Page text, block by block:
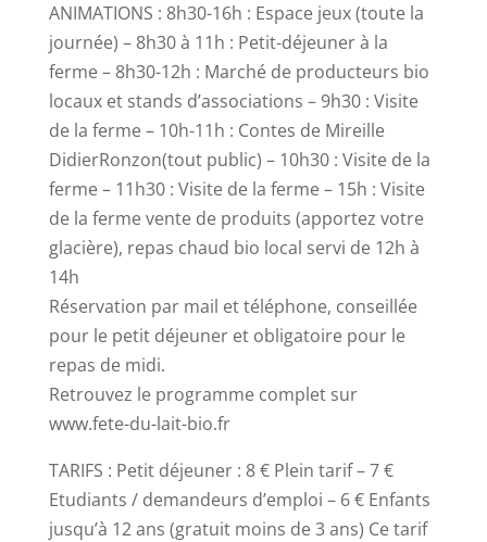
ANIMATIONS : 8h30-16h : Espace jeux (toute la
journée) – 8h30 à 11h : Petit-déjeuner à la
ferme – 8h30-12h : Marché de producteurs bio
locaux et stands d’associations – 9h30 : Visite
de la ferme – 10h-11h : Contes de Mireille
DidierRonzon(tout public) – 10h30 : Visite de la
ferme – 11h30 : Visite de la ferme – 15h : Visite
de la ferme vente de produits (apportez votre
glacière), repas chaud bio local servi de 12h à
14h
Réservation par mail et téléphone, conseillée
pour le petit déjeuner et obligatoire pour le
repas de midi.
Retrouvez le programme complet sur
www.fete-du-lait-bio.fr
TARIFS : Petit déjeuner : 8 € Plein tarif – 7 €
Etudiants / demandeurs d’emploi – 6 € Enfants
jusqu’à 12 ans (gratuit moins de 3 ans) Ce tarif